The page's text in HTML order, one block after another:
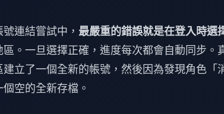
連結嘗試中， 最嚴重的錯誤就是在登入時選
。一旦選擇正確，進度每次都會自動同步。
立了一個全新的帳號，然後因為發現角色「
空的全新存檔。